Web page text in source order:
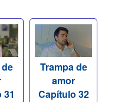
Trampa de
amor
Capítulo 32